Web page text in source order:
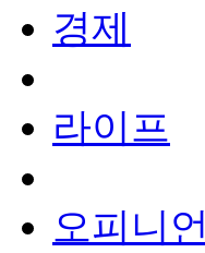
경제
라이프
오피니언